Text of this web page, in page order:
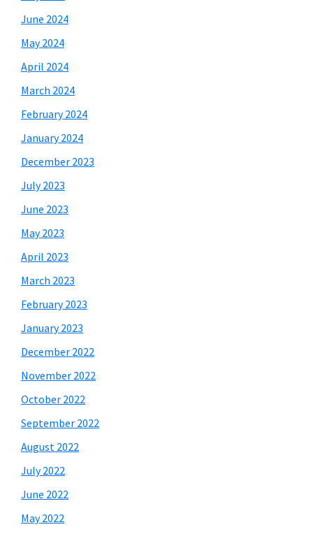
June 2024
May 2024
April 2024
March 2024
February 2024
January 2024
December 2023
July 2023
June 2023
May 2023
April 2023
March 2023
February 2023
January 2023
December 2022
November 2022
October 2022
September 2022
August 2022
July 2022
June 2022
May 2022